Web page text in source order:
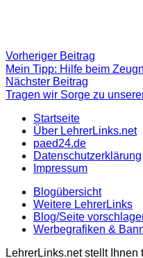
Vorheriger Beitrag
Beitrag:
Mein Tipp: Hilfe beim
Nächster Beitrag
Beitrag
Tragen wir Sorge zu
Startseite
Über LehrerLinks.net
paed24.de
Datenschutzerklärung
Impressum
Blogübersicht
Weitere LehrerLinks
Blog/Seite
Werbegrafiken &
LehrerLinks.net stellt